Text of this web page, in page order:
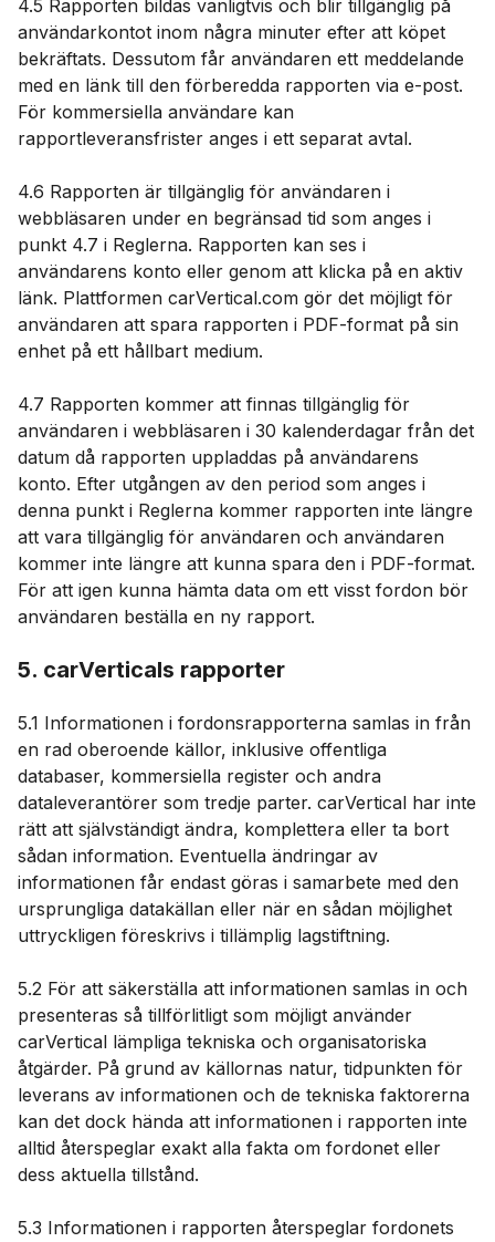
4.5 Rapporten bildas vanligtvis och blir tillgänglig på
användarkontot inom några minuter efter att köpet
bekräftats. Dessutom får användaren ett meddelande
med en länk till den förberedda rapporten via e-post.
För kommersiella användare kan
rapportleveransfrister anges i ett separat avtal.
4.6 Rapporten är tillgänglig för användaren i
webbläsaren under en begränsad tid som anges i
punkt 4.7 i Reglerna. Rapporten kan ses i
användarens konto eller genom att klicka på en aktiv
länk. Plattformen carVertical.com gör det möjligt för
användaren att spara rapporten i PDF-format på sin
enhet på ett hållbart medium.
4.7 Rapporten kommer att finnas tillgänglig för
användaren i webbläsaren i 30 kalenderdagar från det
datum då rapporten uppladdas på användarens
konto. Efter utgången av den period som anges i
denna punkt i Reglerna kommer rapporten inte längre
att vara tillgänglig för användaren och användaren
kommer inte längre att kunna spara den i PDF-format.
För att igen kunna hämta data om ett visst fordon bör
användaren beställa en ny rapport.
5. carVerticals rapporter
5.1 Informationen i fordonsrapporterna samlas in från
en rad oberoende källor, inklusive offentliga
databaser, kommersiella register och andra
dataleverantörer som tredje parter. carVertical har inte
rätt att självständigt ändra, komplettera eller ta bort
sådan information. Eventuella ändringar av
informationen får endast göras i samarbete med den
ursprungliga datakällan eller när en sådan möjlighet
uttryckligen föreskrivs i tillämplig lagstiftning.
5.2 För att säkerställa att informationen samlas in och
presenteras så tillförlitligt som möjligt använder
carVertical lämpliga tekniska och organisatoriska
åtgärder. På grund av källornas natur, tidpunkten för
leverans av informationen och de tekniska faktorerna
kan det dock hända att informationen i rapporten inte
alltid återspeglar exakt alla fakta om fordonet eller
dess aktuella tillstånd.
5.3 Informationen i rapporten återspeglar fordonets